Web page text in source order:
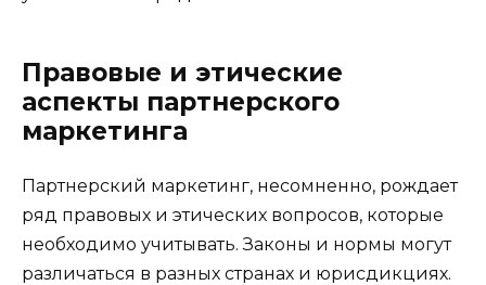
Правовые и этические
аспекты партнерского
маркетинга
Партнерский маркетинг, несомненно, рождает
ряд правовых и этических вопросов, которые
необходимо учитывать. Законы и нормы могут
различаться в разных странах и юрисдикциях.